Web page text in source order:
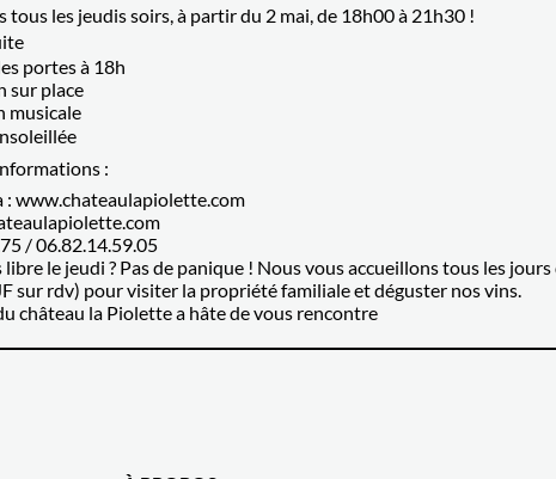
tous les jeudis soirs, à partir du 2 mai, de 18h00 à 21h30 !
portes à 18h
sur place
musicale
:
: www.chateaulapiolette.com
/ 06.82.14.59.05
libre le jeudi ? Pas de panique ! Nous vous accueillons tous les
sur rdv) pour visiter la propriété familiale et déguster nos vins.
château la Piolette a hâte de vous rencontre